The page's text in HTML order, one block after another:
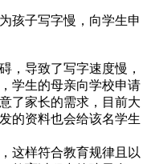
孩子写字慢，向学生申
， 导致了写字速度慢，
学生的母亲向学校申请
了家长的需求，目前大
的资料也会给该名学生
这样符合教育规律且以